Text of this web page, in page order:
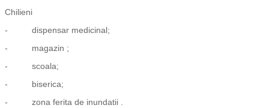
Chilieni
- dispensar medicinal;
- magazin ;
- scoala;
- biserica;
- zona ferita de inundatii .